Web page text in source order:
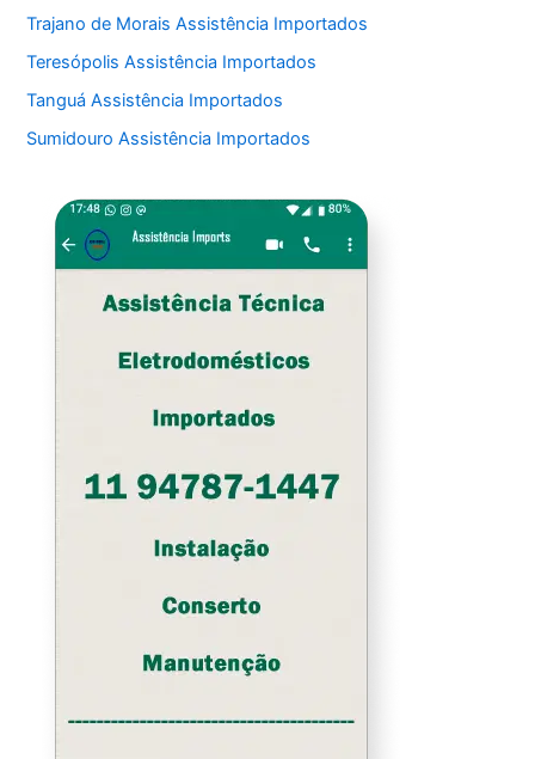
Trajano de Morais Assistência Importados
Teresópolis Assistência Importados
Tanguá Assistência Importados
Sumidouro Assistência Importados